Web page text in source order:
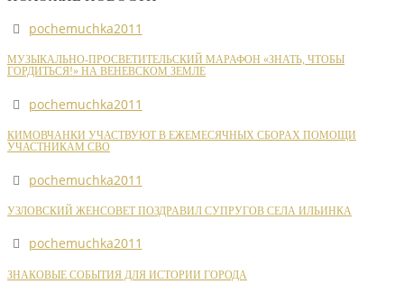
pochemuchka2011
МУЗЫКАЛЬНО-ПРОСВЕТИТЕЛЬСКИЙ МАРАФОН «ЗНАТЬ, ЧТОБЫ
ГОРДИТЬСЯ!» НА ВЕНЕВСКОМ ЗЕМЛЕ
pochemuchka2011
КИМОВЧАНКИ УЧАСТВУЮТ В ЕЖЕМЕСЯЧНЫХ СБОРАХ ПОМОЩИ
УЧАСТНИКАМ СВО
pochemuchka2011
УЗЛОВСКИЙ ЖЕНСОВЕТ ПОЗДРАВИЛ СУПРУГОВ СЕЛА ИЛЬИНКА
pochemuchka2011
ЗНАКОВЫЕ СОБЫТИЯ ДЛЯ ИСТОРИИ ГОРОДА